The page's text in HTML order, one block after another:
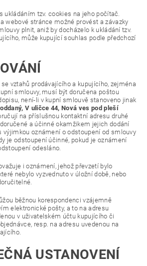
ukládáním tzv. cookies na jeho počítač.
webové stránce možné provést a závazky
plnit, aniž by docházelo k ukládání tzv.
může kupující souhlas podle předchozí
vztahů prodávajícího a kupujícího, zejména
smlouvy, musí být doručena poštou
není-li v kupní smlouvě stanoveno jinak
V uličce 44, Nová ves pod pleší
na příslušnou kontaktní adresu druhé
a účinné okamžikem jejich dodání
výjimkou oznámení o odstoupení od smlouvy
je odstoupení účinné, pokud je oznámení
odesláno.
i oznámení, jehož převzetí bylo
nebylo vyzvednuto v úložní době, nebo
běžnou korespondenci vzájemně
elektronické pošty, a to na adresu
v uživatelském účtu kupujícího či
resp. na adresu uvedenou na
USTANOVENÍ